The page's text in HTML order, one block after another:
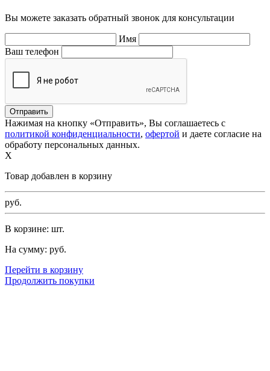
Вы можете заказать обратный звонок для консультации
Имя
Ваш телефон
Нажимая на кнопку «Отправить», Вы соглашаетесь с
политикой конфиденциальности, офертой и даете согласие на
обработу персональных данных.
X
Товар добавлен в корзину
руб.
В корзине: шт.
На сумму: руб.
Перейти в корзину
Продолжить покупки